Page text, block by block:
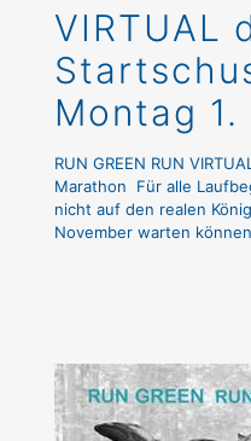
VIRTUAL
Montag 1.
RUN GREEN RUN
Marathon Für alle
nicht auf den realen
November warten